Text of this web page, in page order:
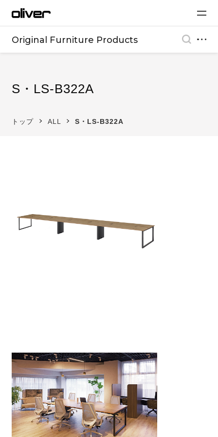
Original Furniture Products
S・LS-B322A
トップ ALL S・LS-B322A
デスク 脚
お気に入りに追加